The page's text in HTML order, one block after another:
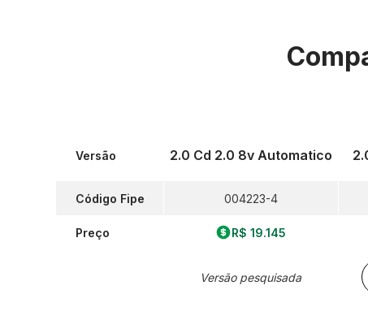
Versão
Código Fipe
Preço
2.0 Cd 2.0 8v Automatico
004223-4
R$ 19.145
Versão pesquisada